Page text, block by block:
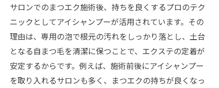
ト
口コミで話題のまつエク長持ちテクニック
サロンケアと自宅ケアを組み合わせるコツ
理想のまつエクを叶える継続的なケア術
サロンでのまつエク施術後、持ちを良くするプロのテク
ニックとしてアイシャンプーが活用されています。その
理由は、専用の泡で根元の汚れをしっかり落とし、土台
となる自まつ毛を清潔に保つことで、エクステの定着が
安定するからです。例えば、施術前後にアイシャンプー
を取り入れるサロンも多く、まつエクの持ちが良くなっ